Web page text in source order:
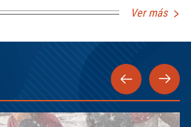
Ver más